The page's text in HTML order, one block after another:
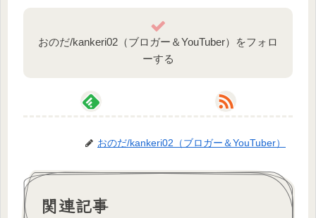
おのだ/kankeri02（ブロガー＆YouTuber）をフォロ
ーする
おのだ/kankeri02（ブロガー＆YouTuber）
関連記事